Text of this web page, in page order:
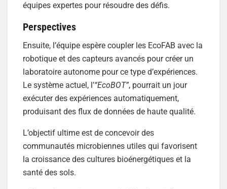
équipes expertes pour résoudre des défis.
Perspectives
Ensuite, l’équipe espère coupler les EcoFAB avec la
robotique et des capteurs avancés pour créer un
laboratoire autonome pour ce type d’expériences.
Le système actuel, l’“EcoBOT”, pourrait un jour
exécuter des expériences automatiquement,
produisant des flux de données de haute qualité.
L’objectif ultime est de concevoir des
communautés microbiennes utiles qui favorisent
la croissance des cultures bioénergétiques et la
santé des sols.